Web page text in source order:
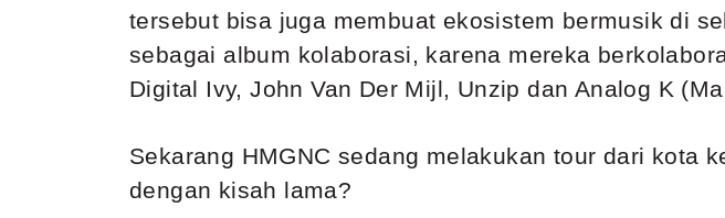
tersebut bisa juga membuat ekosistem bermusik di
sebagai album kolaborasi, karena mereka
Digital Ivy, John Van Der Mijl, Unzip dan Analog K
Sekarang HMGNC sedang melakukan tour dari kota
dengan kisah lama?